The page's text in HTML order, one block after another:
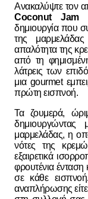
Ανακαλύψτε τον
Coconut Jam
δημιουργία που
της
απαλότητα της
από τη
λάτρεις των
μια gourmet
πρώτη εισπνοή.
Τα ζουμερά,
δημιουργώντας
μαρμελάδας, η
νότες της
εξαιρετικά
φρουτένια ένταση
σε κάθε
αναπλήρωσης είτε